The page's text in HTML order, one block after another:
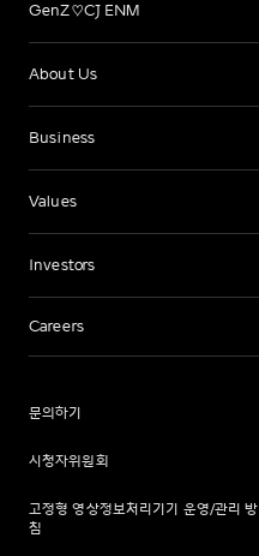
GenZ♡CJ ENM
About Us
Business
Values
Investors
Careers
문의하기
시청자위원회
고정형 영상정보처리기기 운영/관리 방
침